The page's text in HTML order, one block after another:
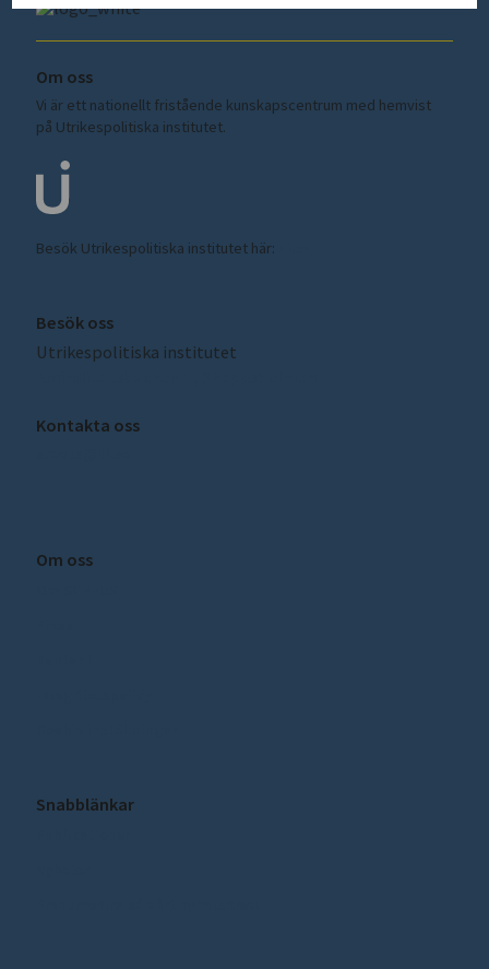
Om oss
Vi är ett nationellt fristående kunskapscentrum med hemvist
på Utrikespolitiska institutet.
Besök Utrikespolitiska institutet här:
Besök oss
Utrikespolitiska institutet
Kontakta oss
Om oss
Snabblänkar